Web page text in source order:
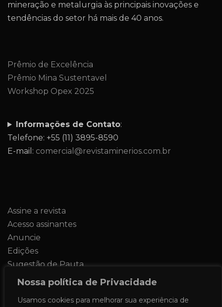
Nossa política de Privacidade
Usamos cookies para melhorar sua experiência de
mineração e metalurgia às principais inovações e
tendências do setor há mais de 40 anos.
Prêmio de Excelência
Prêmio Mina Sustentavel
Workshop Opex 2025
Informações de Contato:
Telefone: +55 (11) 3895-8590
E-mail: comercial@revistaminerios.com.br
Assine a revista
Acesso assinantes
Anuncie
Edições
Sugestão de Pauta
Contato